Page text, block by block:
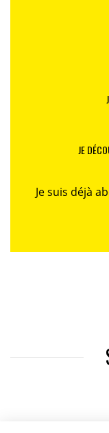
JE
Je suis déjà